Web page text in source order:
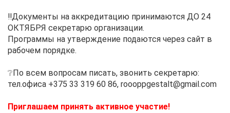
‼️Документы на аккредитацию принимаются ДО 24
ОКТЯБРЯ секретарю организации.
Программы на утверждение подаются через сайт в
рабочем порядке.
❔По всем вопросам писать, звонить секретарю:
тел.офиса +375 33 319 60 86, roooppgestalt@gmail.com
Приглашаем принять активное участие!